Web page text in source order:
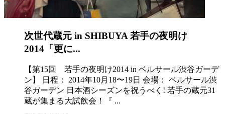
次世代蔵元 in SHIBUYA 若手の夜明け
2014「更に...
【第15回 若手の夜明け2014 in ベルサール渋谷ガーデ
ン】 日程： 2014年10月18〜19日 会場： ベルサール渋
谷ガーデン 日本酒シーズンを祝うべく! 若手の蔵元31
蔵が集まる大試飲会！『 ...